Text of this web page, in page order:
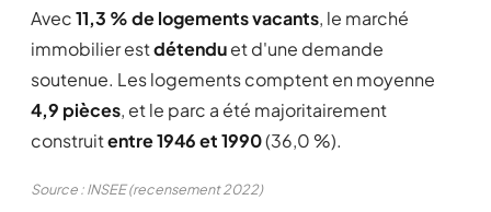
Avec11,3 % de logements vacants, le marché
immobilier estdétenduet d'une demande
soutenue. Les logements comptent en moyenne
4,9 pièces, et le parc a été majoritairement
construitentre 1946 et 1990(36,0 %).
Source : INSEE (recensement 2022)